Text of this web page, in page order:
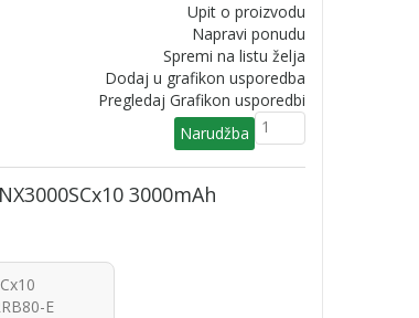
Upit o proizvodu
Napravi ponudu
Spremi na listu želja
Dodaj u grafikon usporedba
Pregledaj Grafikon usporedbi
3000mAh
E